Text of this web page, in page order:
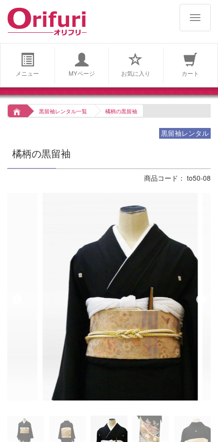
メニュー MYページ お気に入り カート
黒留袖レンタル一覧 橘柄の黒留袖
黒留袖レンタル
橘柄の黒留袖
商品コード： to50-08